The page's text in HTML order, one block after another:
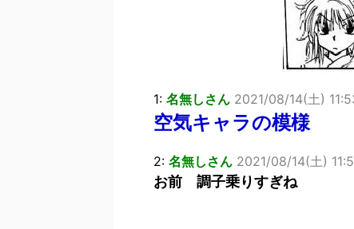
1: 名無しさん 2021/08/14(土)
空気キャラの模様
2: 名無しさん 2021/08/14(土)
お前 調子乗りすぎね